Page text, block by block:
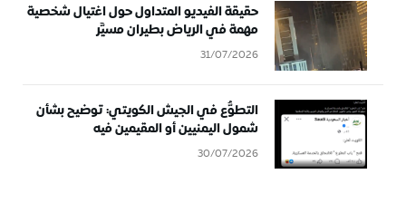
حقيقة الفيديو المتداول حول اغتيال شخصية
مهمة في الرياض بطيران مسيَّر
31/07/2026
التطوُّع في الجيش الكويتي: توضيح بشأن
شمول اليمنيين أو المقيمين فيه
30/07/2026